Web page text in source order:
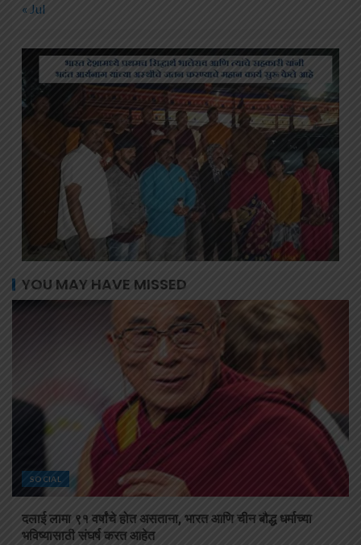
« Jul
YOU MAY HAVE MISSED
SOCIAL
दलाई लामा ९१ वर्षांचे होत असताना, भारत आणि चीन बौद्ध धर्माच्या
भविष्यासाठी संघर्ष करत आहेत